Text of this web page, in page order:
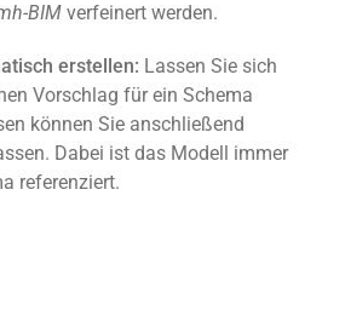
BIM verfeinert werden.
erstellen: Lassen Sie sich
Vorschlag für ein Schema
können Sie anschließend
Dabei ist das Modell immer
referenziert.